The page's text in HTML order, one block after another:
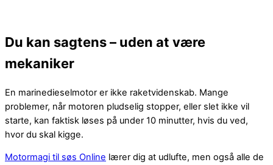
Du kan sagtens – uden at være
mekaniker
En marinedieselmotor er ikke raketvidenskab. Mange
problemer, når motoren pludselig stopper, eller slet ikke vil
starte, kan faktisk løses på under 10 minutter, hvis du ved,
hvor du skal kigge.
Motormagi til søs Online lærer dig at udlufte, men også alle de